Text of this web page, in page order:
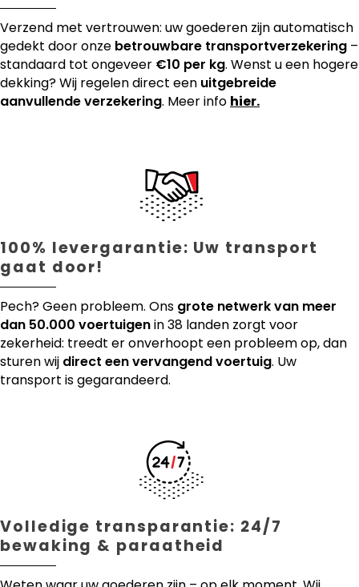
Verzend met vertrouwen: uw goederen zijn automatisch
gedekt door onze betrouwbare transportverzekering –
standaard tot ongeveer €10 per kg. Wenst u een hogere
dekking? Wij regelen direct een uitgebreide
aanvullende verzekering. Meer info hier.
100% levergarantie: Uw transport
gaat door!
Pech? Geen probleem. Ons grote netwerk van meer
dan 50.000 voertuigenin 38 landen zorgt voor
zekerheid: treedt er onverhoopt een probleem op, dan
sturen wij direct een vervangend voertuig. Uw
transport is gegarandeerd.
Volledige transparantie: 24/7
bewaking & paraatheid